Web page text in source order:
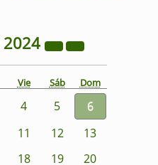
2024
Vie Sáb Dom
4 5
6
11 12
13
18 19
20